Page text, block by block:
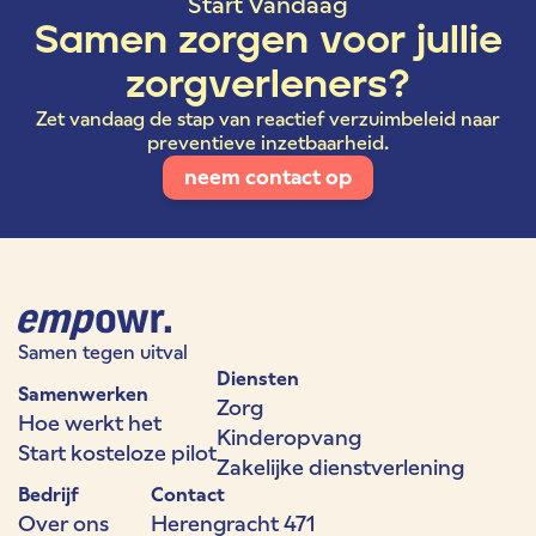
Samen zorgen voor jullie
zorgverleners?
Zet vandaag de stap van reactief verzuimbeleid naar
preventieve inzetbaarheid.
neem contact op
Samen tegen uitval
Samenwerken
Hoe werkt het
Start kosteloze pilot
Diensten
Zorg
Kinderopvang
Zakelijke dienstverlening
Bedrijf
Over ons
Contact
Herengracht 471